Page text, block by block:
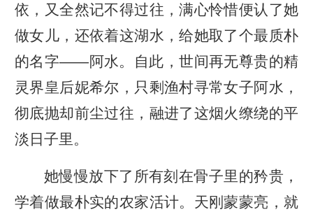
依，又全然记不得过往，满心怜惜便认了她
做女儿，还依着这湖水，给她取了个最质朴
的名字——阿水。自此，世间再无尊贵的精
灵界皇后妮希尔，只剩渔村寻常女子阿水，
彻底抛却前尘过往，融进了这烟火缭绕的平
淡日子里。
她慢慢放下了所有刻在骨子里的矜贵，
学着做最朴实的农家活计。天刚蒙蒙亮，就